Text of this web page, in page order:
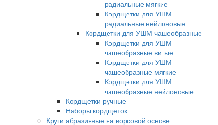
радиальные мягкие
Кордщетки для УШМ
радиальные нейлоновые
Кордщетки для УШМ чашеобразные
Кордщетки для УШМ
чашеобразные витые
Кордщетки для УШМ
чашеобразные мягкие
Кордщетки для УШМ
чашеобразные нейлоновые
Кордщетки ручные
Наборы кордщеток
Круги абразивные на ворсовой основе